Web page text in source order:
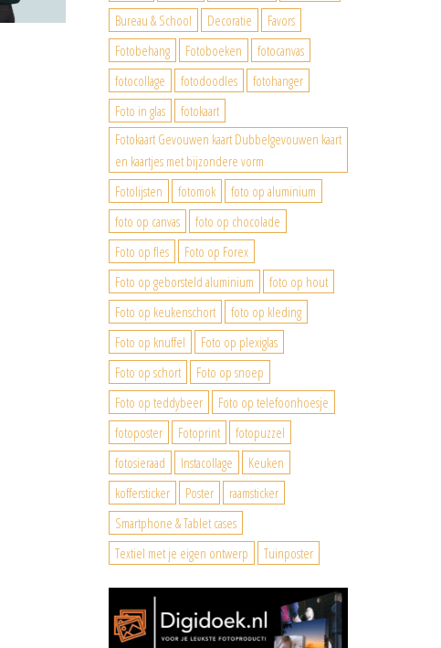
Bureau & School
Decoratie
Favors
Fotobehang
Fotoboeken
fotocanvas
fotocollage
fotodoodles
fotohanger
Foto in glas
fotokaart
Fotokaart Gevouwen kaart Dubbelgevouwen kaart
en kaartjes met bijzondere vorm
Fotolijsten
fotomok
foto op aluminium
foto op canvas
foto op chocolade
Foto op fles
Foto op Forex
Foto op geborsteld aluminium
foto op hout
Foto op keukenschort
foto op kleding
Foto op knuffel
Foto op plexiglas
Foto op schort
Foto op snoep
Foto op teddybeer
Foto op telefoonhoesje
fotoposter
Fotoprint
fotopuzzel
fotosieraad
Instacollage
Keuken
koffersticker
Poster
raamsticker
Smartphone & Tablet cases
Textiel met je eigen ontwerp
Tuinposter